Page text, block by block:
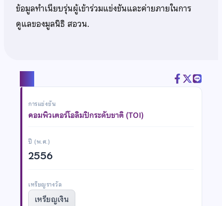
ข้อมูลทำเนียบรุ่นผู้เข้าร่วมแข่งขันและค่ายภายในการ
ดูแลของมูลนิธิ สอวน.
การแข่งขัน
คอมพิวเตอร์โอลิมปิกระดับชาติ (TOI)
ปี (พ.ศ.)
2556
เหรียญรางวัล
เหรียญเงิน